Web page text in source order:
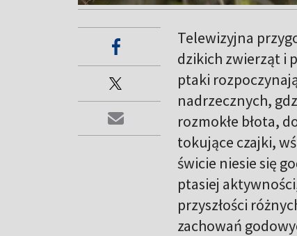
Telewizyjna
dzikich zwierząt i
ptaki
nadrzecznych,
rozmokłe błota,
tokujące czajki,
świcie niesie się
ptasiej
przyszłości
zachowań